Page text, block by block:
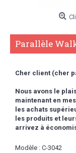
Parallèle
Cher client (cher
Nous avons le
maintenant en
les achats
les produits et
arrivez à
Modèle : C-3042